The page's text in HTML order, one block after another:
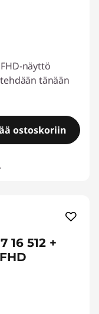
näyttö
tänään
ostoskoriin
16 512 +